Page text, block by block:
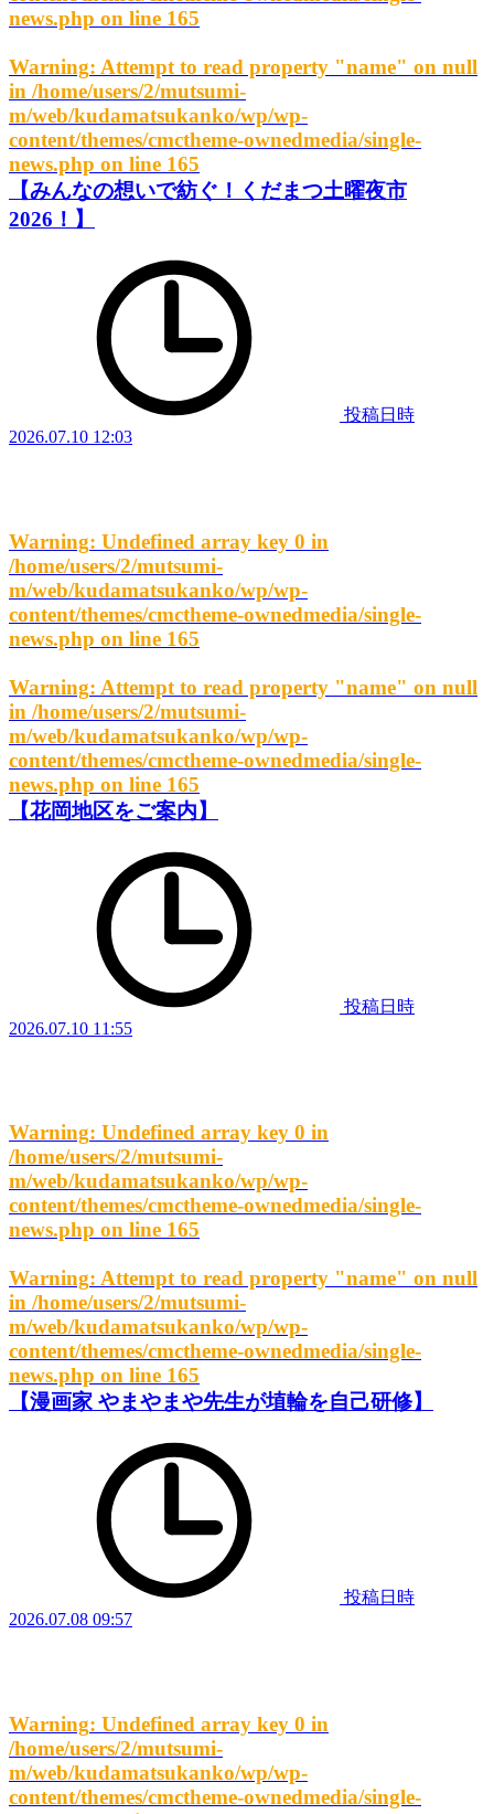
news.php on line 165
Warning: Attempt to read property "name" on null
in /home/users/2/mutsumi-
m/web/kudamatsukanko/wp/wp-
content/themes/cmctheme-ownedmedia/single-
news.php on line 165
【みんなの想いで紡ぐ！くだまつ土曜夜市
2026！】
投稿日時
2026.07.10 12:03
Warning: Undefined array key 0 in
/home/users/2/mutsumi-
m/web/kudamatsukanko/wp/wp-
content/themes/cmctheme-ownedmedia/single-
news.php on line 165
Warning: Attempt to read property "name" on null
in /home/users/2/mutsumi-
m/web/kudamatsukanko/wp/wp-
content/themes/cmctheme-ownedmedia/single-
news.php on line 165
【花岡地区をご案内】
投稿日時
2026.07.10 11:55
Warning: Undefined array key 0 in
/home/users/2/mutsumi-
m/web/kudamatsukanko/wp/wp-
content/themes/cmctheme-ownedmedia/single-
news.php on line 165
Warning: Attempt to read property "name" on null
in /home/users/2/mutsumi-
m/web/kudamatsukanko/wp/wp-
content/themes/cmctheme-ownedmedia/single-
news.php on line 165
【漫画家 やまやまや先生が埴輪を自己研修】
投稿日時
2026.07.08 09:57
Warning: Undefined array key 0 in
/home/users/2/mutsumi-
m/web/kudamatsukanko/wp/wp-
content/themes/cmctheme-ownedmedia/single-